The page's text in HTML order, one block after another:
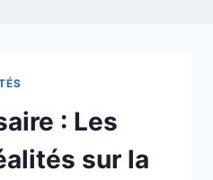
: Les
sur la